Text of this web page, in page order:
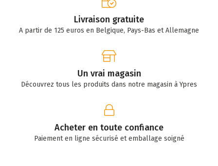
Livraison gratuite
A partir de 125 euros en Belgique, Pays-Bas et Allemagne
Un vrai magasin
Découvrez tous les produits dans notre magasin à Ypres
Acheter en toute confiance
Paiement en ligne sécurisé et emballage soigné